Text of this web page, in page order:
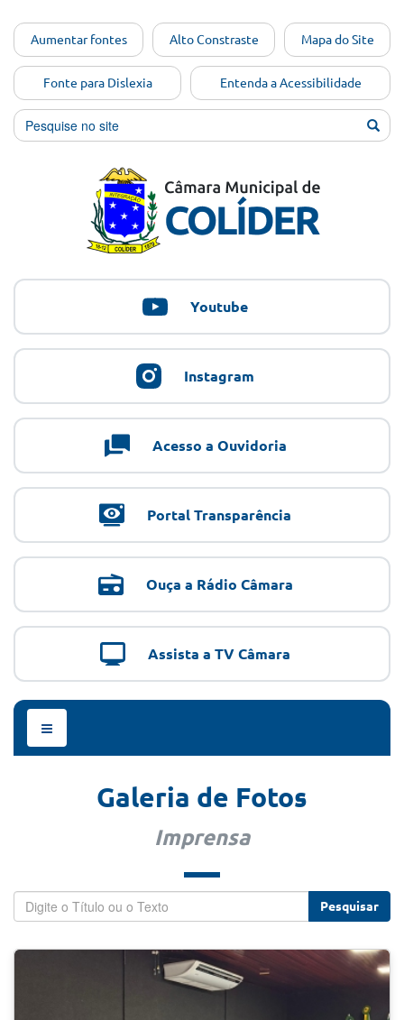
conteúdo
[Alt+1]
Ir para
o menu
[Alt+2]
[Alt+4]
Aumentar fontes Alto Constraste Mapa do Site
Fonte para Dislexia Entenda a Acessibilidade
Youtube
Instagram
Acesso a Ouvidoria
Portal Transparência
Ouça a Rádio Câmara
Assista a TV Câmara
Menu
de
Galeria de Fotos
Imprensa
Pesquisar